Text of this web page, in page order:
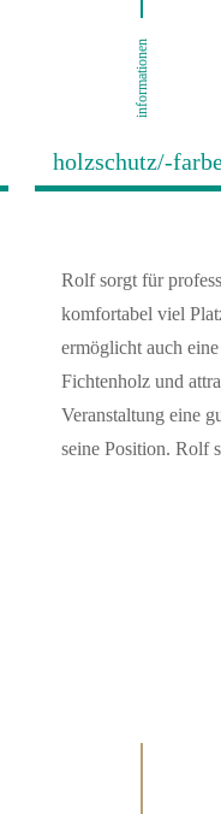
informationen
holzschutz/-
Rolf sorgt für
komfortabel viel
ermöglicht auch
Fichtenholz und
Veranstaltung eine
seine Position. Rolf